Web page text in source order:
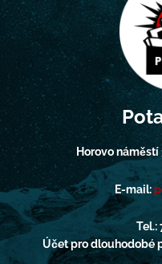
Horovo
E-mail:
Tel.:
Účet pro dlouhodobé